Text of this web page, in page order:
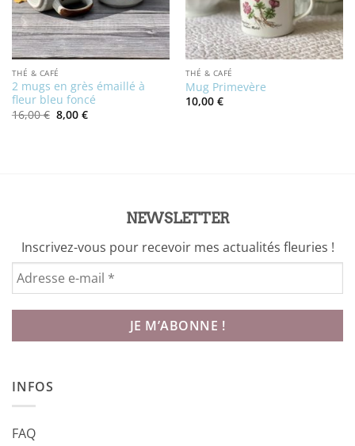
THÉ & CAFÉ
2 mugs en grès émaillé à
fleur bleu foncé
16,00€ Le
prix
8,00 €Le
prix
THÉ & CAFÉ
Mug Primevère
10,00 €
NEWSLETTER
Inscrivez-vous pour recevoir mes actualités fleuries !
INFOS
FAQ